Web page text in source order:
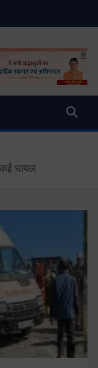
घायल